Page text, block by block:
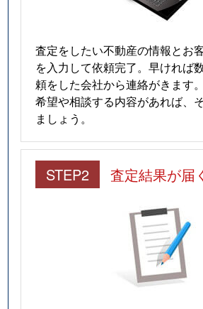
査定をしたい不動産の情報とお
を入力して依頼完了。早ければ
頼をした会社から連絡がきます。
希望や相談する内容があれば、
ましょう。
STEP2 査定結果が届